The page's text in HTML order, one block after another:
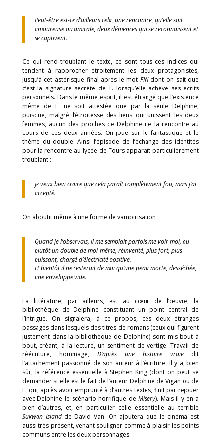
Peut-être est-ce d’ailleurs cela, une rencontre, qu’elle soit
amoureuse ou amicale, deux démences qui se reconnaissent et
se captivent.
Ce qui rend troublant le texte, ce sont tous ces indices qui
tendent à rapprocher étroitement les deux protagonistes,
jusqu’à cet astérisque final après le mot FINdont on sait que
c’est la signature secrète de L. lorsqu’elle achève ses écrits
personnels. Dans le même esprit, il est étrange que l’existence
même de L. ne soit attestée que par la seule Delphine,
puisque, malgré l’étroitesse des liens qui unissent les deux
femmes, aucun des proches de Delphine ne la rencontre au
cours de ces deux années. On joue sur le fantastique et le
thème du double. Ainsi l’épisode de l’échange des identités
pour la rencontre au lycée de Tours apparaît particulièrement
troublant :
Je veux bien croire que cela paraît complètement fou, mais j’ai
accepté.
On aboutit même à une forme de vampirisation :
Quand je l’observais, il me semblait parfois me voir moi, ou
plutôt un double de moi-même, réinventé, plus fort, plus
puissant, chargé d’électricité positive.
Et bientôt il ne resterait de moi qu’une peau morte, desséchée,
une enveloppe vide.
La littérature, par ailleurs, est au cœur de l’œuvre, la
bibliothèque de Delphine constituant un point central de
l’intrigue. On signalera, à ce propos, ces deux étranges
passages dans lesquels des titres de romans (ceux qui figurent
justement dans la bibliothèque de Delphine) sont mis bout à
bout, créant, à la lecture, un sentiment de vertige. Travail de
réécriture, hommage, D’après une histoire vraie dit
l’attachement passionné de son auteur à l’écriture. Il y a, bien
sûr, la référence essentielle à Stephen King (dont on peut se
demander si elle est le fait de l’auteur Delphine de Vigan ou de
L. qui, après avoir emprunté à d’autres textes, finit par rejouer
avec Delphine le scénario horrifique deMisery). Mais il y en a
bien d’autres, et, en particulier celle essentielle au terrible
Sukwan Islandde David Van. On ajoutera que le cinéma est
aussi très présent, venant souligner comme à plaisir les points
communs entre les deux personnages.